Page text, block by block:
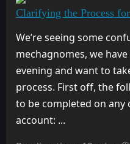
Clarifying the Process
We’re seeing some
mechagnomes, we
evening and want to
process. First off, the
to be completed on any
account: ...